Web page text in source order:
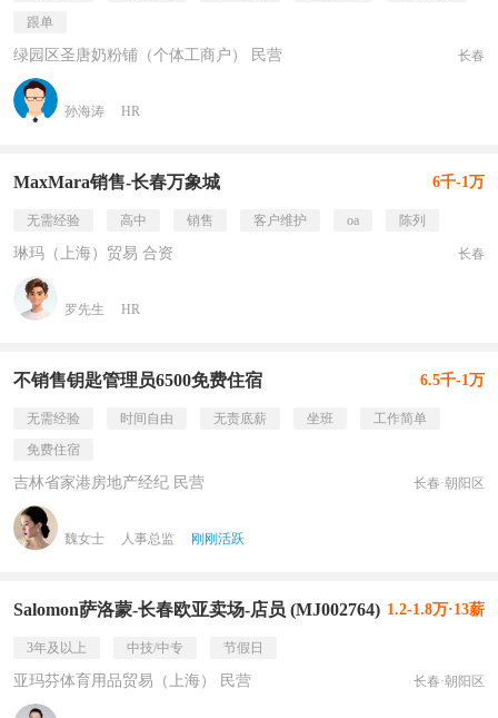
跟单
绿园区圣唐奶粉铺（个体工商户） 民营 长春
孙海涛 HR
MaxMara销售-长春万象城 6千-1万
无需经验 高中 销售 客户维护 oa 陈列
琳玛（上海）贸易 合资 长春
罗先生 HR
不销售钥匙管理员6500免费住宿 6.5千-1万
无需经验 时间自由 无责底薪 坐班
工作简单
免费住宿
吉林省家港房地产经纪 民营 长春·朝阳区
魏女士 人事总监 刚刚活跃
Salomon萨洛蒙-长春欧亚卖场-店员 (MJ002764) 1.2-1.8万·13薪
3年及以上 中技/中专 节假日
亚玛芬体育用品贸易（上海） 民营 长春·朝阳区